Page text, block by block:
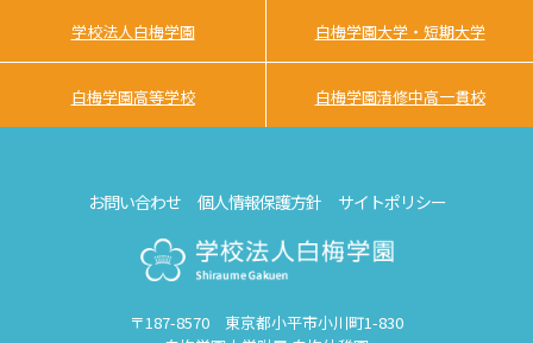
学校法人白梅学園 白梅学園大学・短期大学
白梅学園高等学校 白梅学園清修中高一貫校
〒187-8570 東京都小平市小川町1-830
お問い合わせ 個人情報保護方針 サイトポリシー